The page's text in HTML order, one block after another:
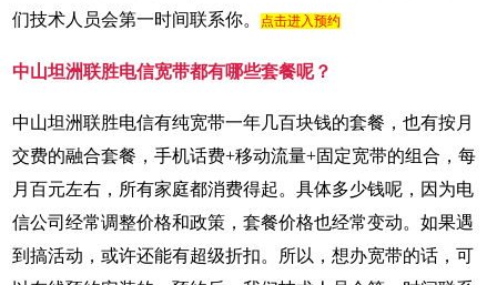
们技术人员会第一时间联系你。点击进入预约
中山坦洲联胜电信宽带都有哪些套餐呢？
中山坦洲联胜电信有纯宽带一年几百块钱的套餐，也有按月
交费的融合套餐，手机话费+移动流量+固定宽带的组合，每
月百元左右，所有家庭都消费得起。具体多少钱呢，因为电
信公司经常调整价格和政策，套餐价格也经常变动。如果遇
到搞活动，或许还能有超级折扣。所以，想办宽带的话，可